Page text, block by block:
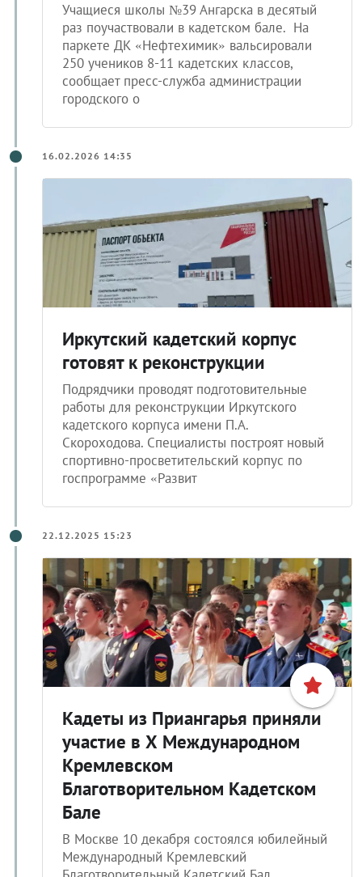
Учащиеся школы №39 Ангарска в десятый
раз поучаствовали в кадетском бале. На
паркете ДК «Нефтехимик» вальсировали
250 учеников 8-11 кадетских классов,
сообщает пресс-служба администрации
городского о
16.02.2026 14:35
Иркутский кадетский корпус
готовят к реконструкции
Подрядчики проводят подготовительные
работы для реконструкции Иркутского
кадетского корпуса имени П.А.
Скороходова. Специалисты построят новый
спортивно-просветительский корпус по
госпрограмме «Развит
22.12.2025 15:23
Кадеты из Приангарья приняли
участие в Х Международном
Кремлевском
Благотворительном Кадетском
Бале
В Москве 10 декабря состоялся юбилейный
Международный Кремлевский